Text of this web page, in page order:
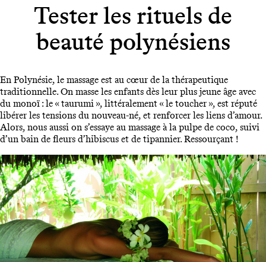
Tester les rituels de
beauté polynésiens
En Polynésie, le massage est au cœur de la thérapeutique
traditionnelle. On masse les enfants dès leur plus jeune âge avec
du monoï : le « taurumi », littéralement « le toucher », est réputé
libérer les tensions du nouveau-né, et renforcer les liens d’amour.
Alors, nous aussi on s’essaye au massage à la pulpe de coco, suivi
d’un bain de fleurs d’hibiscus et de tipannier. Ressourçant !